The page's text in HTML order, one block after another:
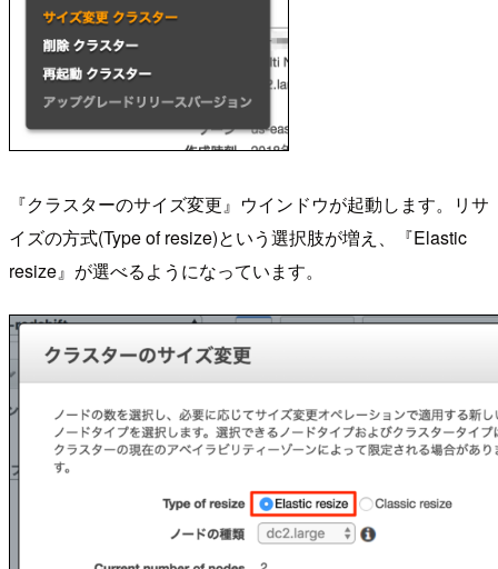
『クラスターのサイズ変更』ウインドウが起動します。リサ
イズの方式(Type of resize)という選択肢が増え、『Elastic
resize』が選べるようになっています。